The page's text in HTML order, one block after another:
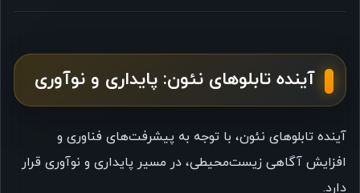
آینده تابلوهای نئون: پایداری و نوآوری
آینده تابلوهای نئون، با توجه به پیشرفت‌های فناوری و
افزایش آگاهی زیست‌محیطی، در مسیر پایداری و نوآوری قرار
دارد.